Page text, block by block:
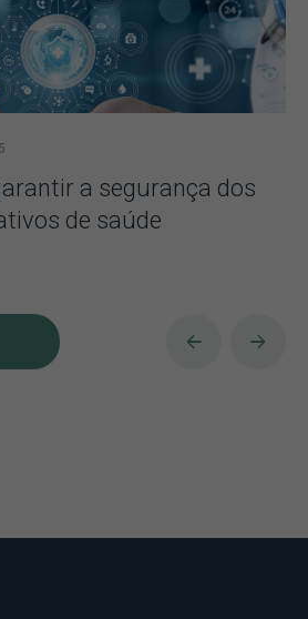
a segurança dos
de saúde